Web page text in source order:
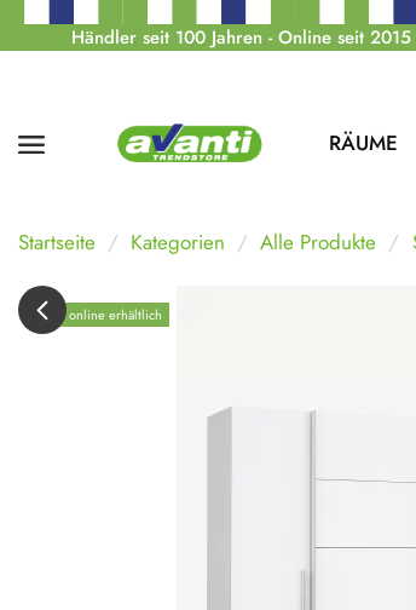
Händler seit 100 Jahren - Online seit 2015
RÄUME
Startseite Kategorien Alle Produkte
Nur online erhältlich